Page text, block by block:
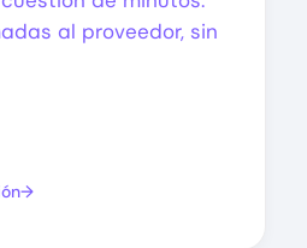
al proveedor, sin